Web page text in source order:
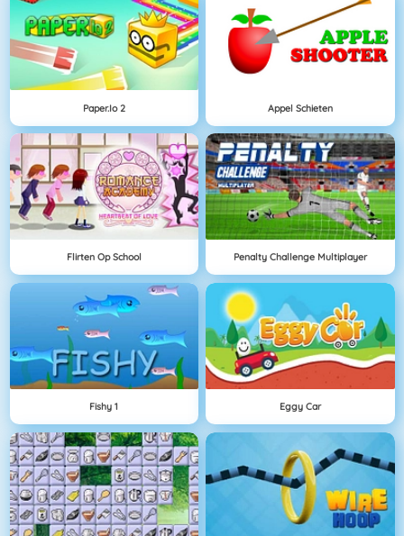
Paper.io 2 Appel Schieten
Flirten Op School Penalty Challenge Multiplayer
Fishy 1 Eggy Car